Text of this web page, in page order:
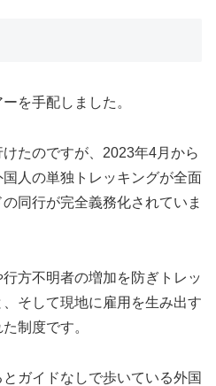
を手配しました。
たのですが、2023年4月から
人の単独トレッキングが全面
同行が完全義務化されていま
方不明者の増加を防ぎトレッ
そして現地に雇用を生み出す
制度です。
ガイドなしで歩いている外国